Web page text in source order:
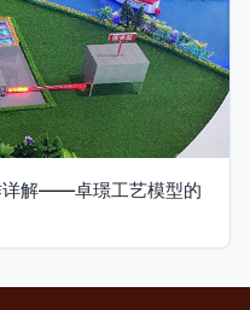
详解——卓璟工艺模型的